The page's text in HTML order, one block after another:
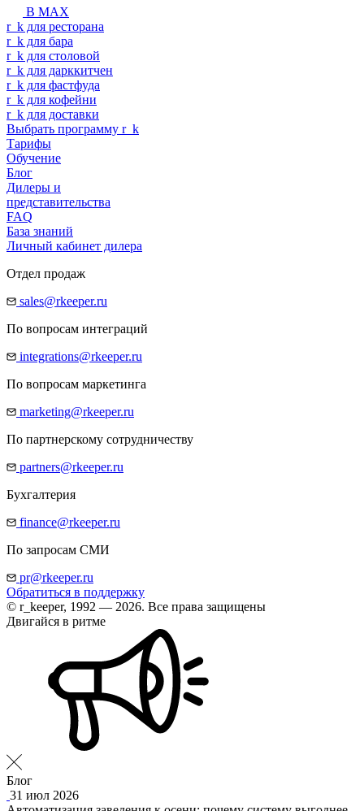
В MAX
r_ k для ресторана
r_ k для бара
r_ k для столовой
r_ k для дарккитчен
r_ k для фастфуда
r_ k для кофейни
r_ k для доставки
Выбрать программу r_ k
Тарифы
Обучение
Блог
Дилеры и
представительства
FAQ
База знаний
Личный кабинет дилера
Отдел продаж
sales@rkeeper.ru
По вопросам интеграций
integrations@rkeeper.ru
По вопросам маркетинга
marketing@rkeeper.ru
По партнерскому сотрудничеству
partners@rkeeper.ru
Бухгалтерия
finance@rkeeper.ru
По запросам СМИ
pr@rkeeper.ru
Обратиться в поддержку
© r_keeper, 1992 — 2026. Все права защищены
Двигайся в ритме
Блог
31 июл 2026